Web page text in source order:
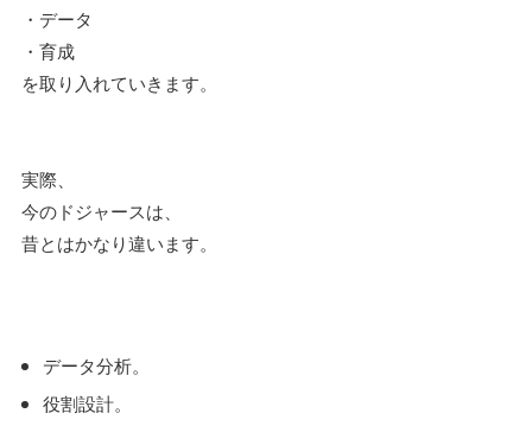
・データ
・育成
を取り入れていきます。
実際、
今のドジャースは、
昔とはかなり違います。
データ分析。
役割設計。